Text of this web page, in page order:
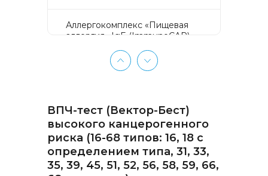
Аллергокомплекс «Пищевая
аллергия» IgE (ImmunoCAP)
Треска f3, Пшеница f4, Арахис
f13, Соя f14, Фундук f17,
Аллергокомплекс «Прогноз
эффективности АСИТ
Букоцветные деревья» IgE
(ImmunoCAP) (Береза
аллергокомпонент, t215 rBet v1
PR-10, Береза
ВПЧ-тест (Вектор-Бест)
высокого канцерогенного
риска (16-68 типов: 16, 18 с
определением типа, 31, 33,
35, 39, 45, 51, 52, 56, 58, 59, 66,